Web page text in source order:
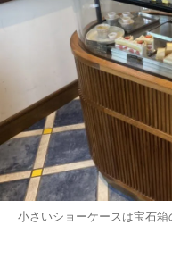
小さいショーケースは宝石箱